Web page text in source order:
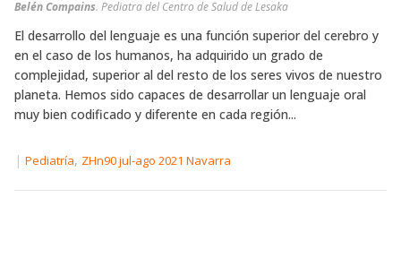
Belén Compains. Pediatra del Centro de Salud de Lesaka
El desarrollo del lenguaje es una función superior del cerebro y
en el caso de los humanos, ha adquirido un grado de
complejidad, superior al del resto de los seres vivos de nuestro
planeta. Hemos sido capaces de desarrollar un lenguaje oral
muy bien codificado y diferente en cada región...
| Pediatría, ZHn90 jul-ago 2021 Navarra